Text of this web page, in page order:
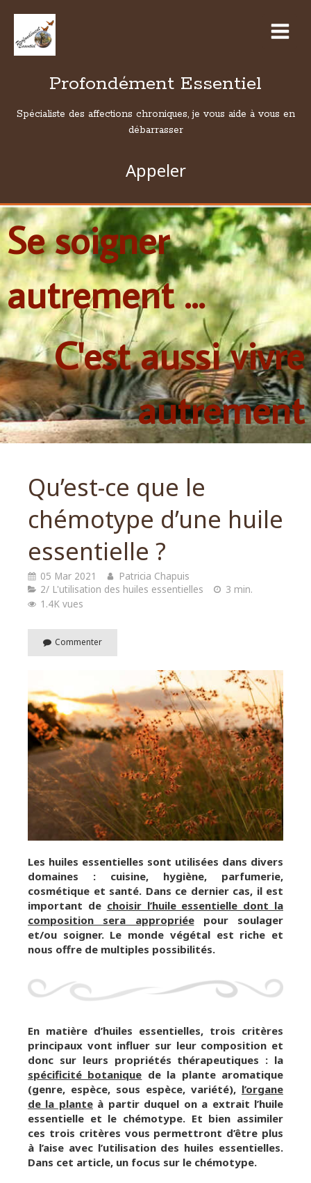
Profondément Essentiel
Spécialiste des affections chroniques, je vous aide à vous en
débarrasser
Appeler
Se soigner
autrement ...
C'est aussi vivre
autrement
Qu’est-ce que le
chémotype d’une huile
essentielle ?
05 Mar 2021
Patricia Chapuis
2/ L'utilisation des huiles essentielles
3 min.
1.4K vues
Commenter
Les huiles essentielles sont utilisées dans divers
domaines : cuisine, hygiène, parfumerie,
cosmétique et santé. Dans ce dernier cas, il est
important de choisir l’huile essentielle dont la
composition sera appropriéepour soulager
et/ou soigner. Le monde végétal est riche et
nous offre de multiples possibilités.
En matière d’huiles essentielles, trois critères
principaux vont influer sur leur composition et
donc sur leurs propriétés thérapeutiques : la
spécificité botanique de la plante aromatique
(genre, espèce, sous espèce, variété), l’organe
de la planteà partir duquel on a extrait l’huile
essentielle et le chémotype. Et bien assimiler
ces trois critères vous permettront d’être plus
à l’aise avec l’utilisation des huiles essentielles.
Dans cet article, un focus sur le chémotype.